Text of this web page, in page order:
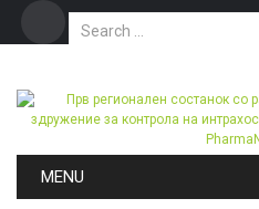
Search for:
MENU